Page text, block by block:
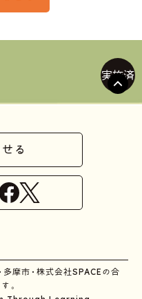
実施済
る
摩市・株式会社SPACEの合
。